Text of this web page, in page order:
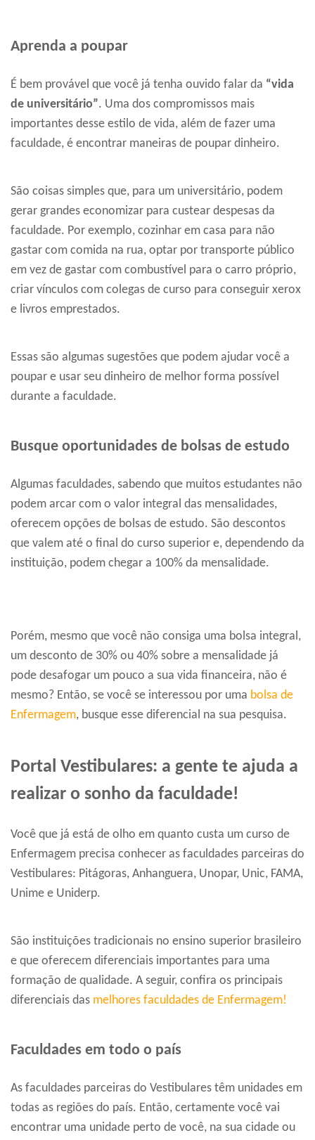
Aprenda a poupar
É bem provável que você já tenha ouvido falar da “vida
de universitário”. Uma dos compromissos mais
importantes desse estilo de vida, além de fazer uma
faculdade, é encontrar maneiras de poupar dinheiro.
São coisas simples que, para um universitário, podem
gerar grandes economizar para custear despesas da
faculdade. Por exemplo, cozinhar em casa para não
gastar com comida na rua, optar por transporte público
em vez de gastar com combustível para o carro próprio,
criar vínculos com colegas de curso para conseguir xerox
e livros emprestados.
Essas são algumas sugestões que podem ajudar você a
poupar e usar seu dinheiro de melhor forma possível
durante a faculdade.
Busque oportunidades de bolsas de estudo
Algumas faculdades, sabendo que muitos estudantes não
podem arcar com o valor integral das mensalidades,
oferecem opções de bolsas de estudo. São descontos
que valem até o final do curso superior e, dependendo da
instituição, podem chegar a 100% da mensalidade.
Porém, mesmo que você não consiga uma bolsa integral,
um desconto de 30% ou 40% sobre a mensalidade já
pode desafogar um pouco a sua vida financeira, não é
mesmo? Então, se você se interessou por uma bolsa de
Enfermagem, busque esse diferencial na sua pesquisa.
Portal Vestibulares: a gente te ajuda a
realizar o sonho da faculdade!
Você que já está de olho em quanto custa um curso de
Enfermagem precisa conhecer as faculdades parceiras do
Vestibulares: Pitágoras, Anhanguera, Unopar, Unic, FAMA,
Unime e Uniderp.
São instituições tradicionais no ensino superior brasileiro
e que oferecem diferenciais importantes para uma
formação de qualidade. A seguir, confira os principais
diferenciais das melhores faculdades de Enfermagem!
Faculdades em todo o país
As faculdades parceiras do Vestibulares têm unidades em
todas as regiões do país. Então, certamente você vai
encontrar uma unidade perto de você, na sua cidade ou